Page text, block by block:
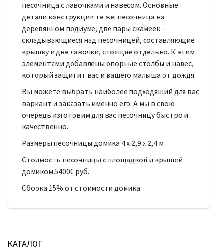
песочница с лавочками и навесом. Основные
детали конструкции те же: песочница на
деревянном подиуме, две пары скамеек -
складывающиеся над песочницей, составляющие
крышку и две лавочки, стоящие отдельно. К этим
элементами добавлены опорные столбы и навес,
который защитит вас и вашего малыша от дождя.
Вы можете выбрать наиболее подходящий для вас
вариант и заказать именно его. А мы в свою
очередь изготовим для вас песочницу быстро и
качественно.
Размеры песочницы домика 4 х 2,9 х 2,4 м.
Стоимость песочницы с площадкой и крышей
домиком 54000 руб.
Сборка 15% от стоимости домика
КАТАЛОГ